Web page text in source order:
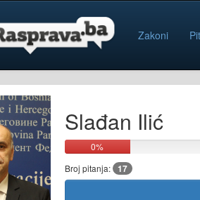
Zakoni
Slađan Ilić
0%
Broj pitanja: 17